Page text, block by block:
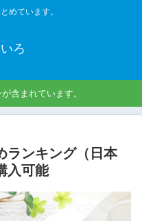
めています。
ろ
含まれています。
ランキング（日本
入可能